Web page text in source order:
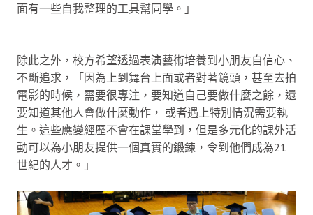
面有一些自我整理的工具幫同學。」
除此之外，校方希望透過表演藝術培養到小朋友自信心、
不斷追求，「因為上到舞台上面或者對著鏡頭，甚至去拍
電影的時候，需要很專注，要知道自己要做什麼之餘，還
要知道其他人會做什麼動作， 或者遇上特別情況需要執
生。這些應變經歷不會在課堂學到，但是多元化的課外活
動可以為小朋友提供一個真實的鍛鍊，令到他們成為21
世紀的人才。」